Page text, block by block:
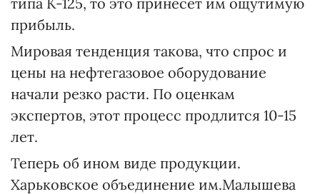
прибыль.
Мировая тенденция такова, что спрос и
цены на нефтегазовое оборудование
начали резко расти. По оценкам
экспертов, этот процесс продлится 10-15
лет.
Теперь об ином виде продукции.
Харьковское объединение им.Малышева